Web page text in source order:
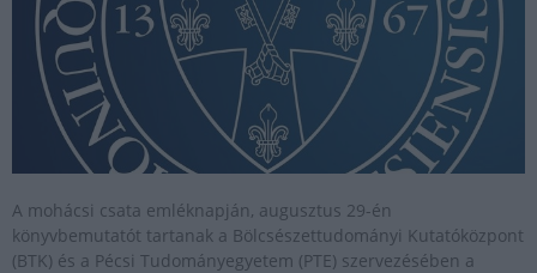
A mohácsi csata emléknapján, augusztus 29-én
könyvbemutatót tartanak a Bölcsészettudományi Kutatóközpont
(BTK) és a Pécsi Tudományegyetem (PTE) szervezésében a